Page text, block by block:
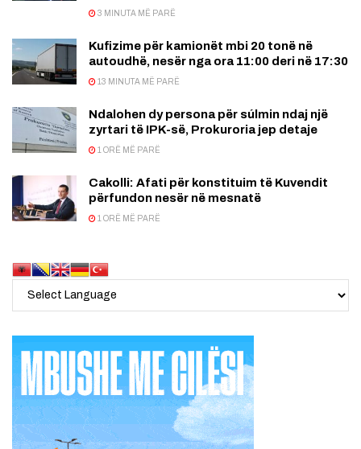
3 MINUTA MË PARË
Kufizime për kamionët mbi 20 tonë në
autoudhë, nesër nga ora 11:00 deri në 17:30
13 MINUTA MË PARË
Ndalohen dy persona për súlmin ndaj një
zyrtari të IPK-së, Prokuroria jep detaje
1 ORË MË PARË
Cakolli: Afati për konstituim të Kuvendit
përfundon nesër në mesnatë
1 ORË MË PARË